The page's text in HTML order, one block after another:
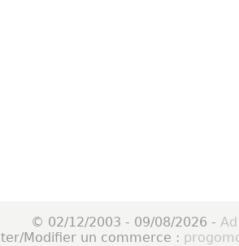
© 02/12/2003 - 09/08/2026 -
Modifier un commerce :